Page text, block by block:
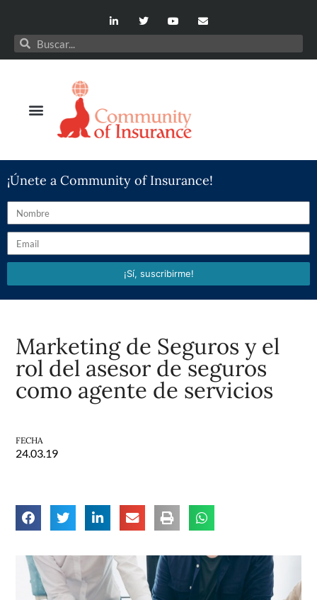
¡Únete a Community of Insurance!
¡Sí, suscribirme!
Marketing de Seguros y el
rol del asesor de seguros
como agente de servicios
FECHA
24.03.19